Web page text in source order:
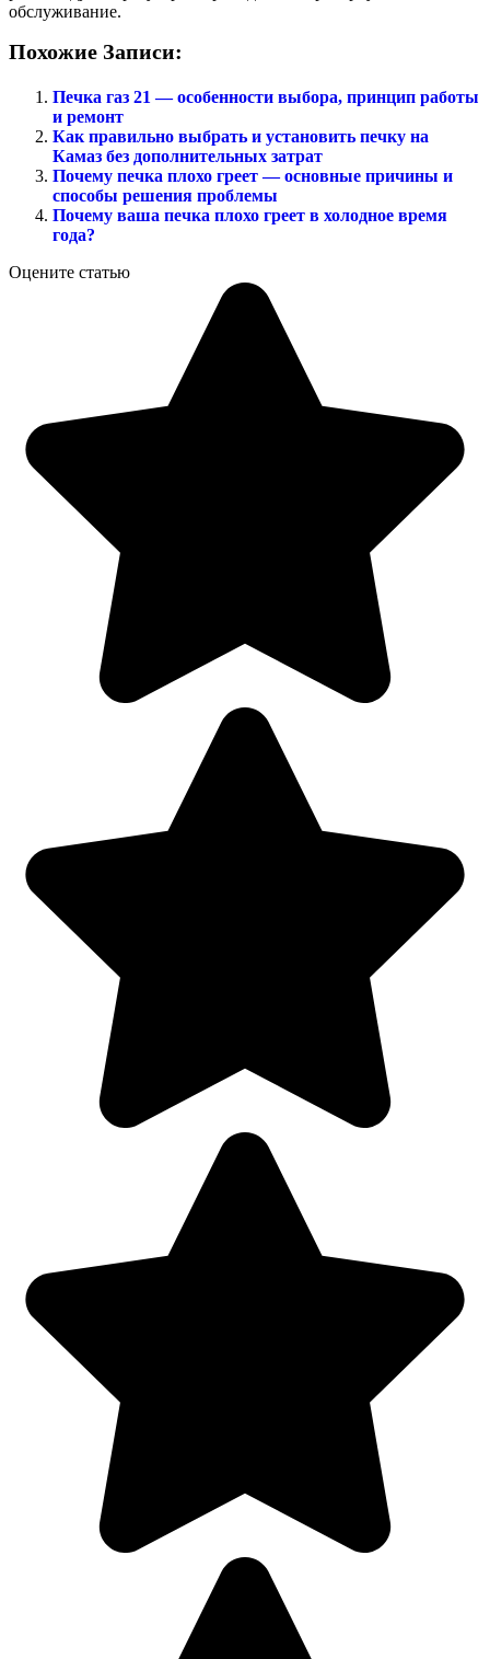
обслуживание.
Похожие Записи:
Печка газ 21 — особенности выбора, принцип работы
и ремонт
Как правильно выбрать и установить печку на
Камаз без дополнительных затрат
Почему печка плохо греет — основные причины и
способы решения проблемы
Почему ваша печка плохо греет в холодное время
года?
Оцените статью